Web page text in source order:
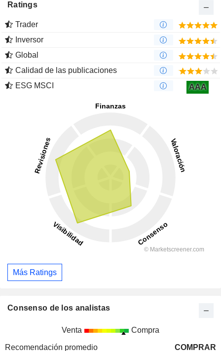
Ratings
Trader
Inversor
Global
Calidad de las publicaciones
ESG MSCI
AAA
Más Ratings
Consenso de los analistas
Venta Compra
Recomendación promedio COMPRAR